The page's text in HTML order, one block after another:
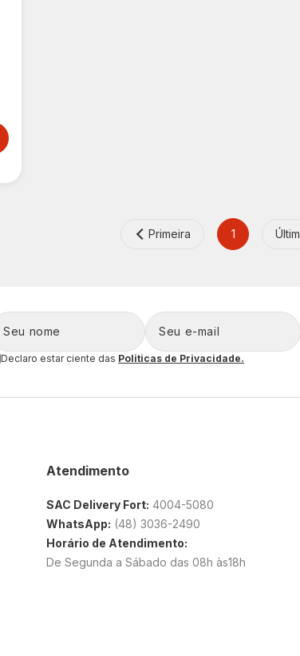
Primeira 1
Declaro estar ciente das Politicas de Privacidade.
Atendimento
SAC Delivery Fort: 4004-5080
WhatsApp: (48) 3036-2490
Horário de Atendimento:
De Segunda a Sábado das 08h às18h